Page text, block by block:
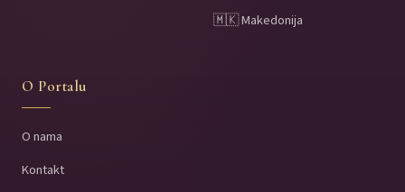
🇲🇰 Makedonija
O Portalu
O nama
Kontakt